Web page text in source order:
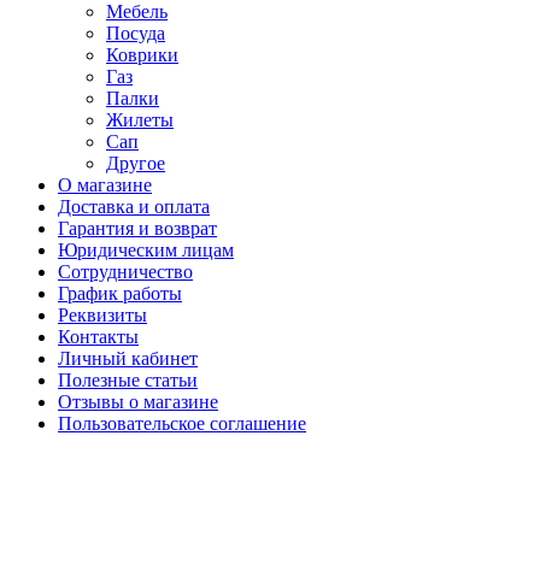
Мебель
Посуда
Коврики
Газ
Палки
Жилеты
Сап
Другое
О магазине
Доставка и оплата
Гарантия и возврат
Юридическим лицам
Сотрудничество
График работы
Реквизиты
Контакты
Личный кабинет
Полезные статьи
Отзывы о магазине
Пользовательское соглашение